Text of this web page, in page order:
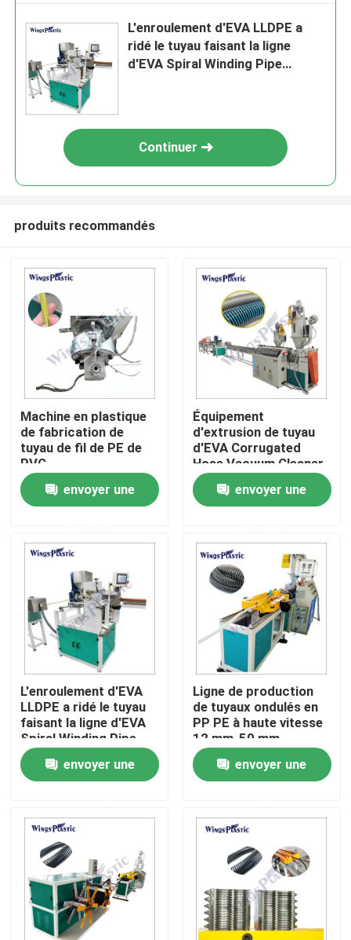
Maison
Au sujet de nous
Visite d'usine
Contrôle de qualité
Contactez-nous
Machine en plastique d'extrudeuse de tuyau
Ligne en plastique d'extrusion de tuyau
Machine en plastique d'extrudeuse de tube
Machine d'extrudeuse de tuyau de HDPE
L'enroulement d'EVA LLDPE a
ridé le tuyau faisant la ligne
d'EVA Spiral Winding Pipe
Continuer
produits recommandés
Machine en plastique
de fabrication de
tuyau de fil de PE de
PVC
envoyer une
Équipement
d'extrusion de tuyau
d'EVA Corrugated
Hose Vacuum Cleaner
d'automation de
contrôle de PLC
envoyer une
L'enroulement d'EVA
LLDPE a ridé le tuyau
faisant la ligne d'EVA
Spiral Winding Pipe
Production de
machine pour le tuyau
d'aspirateur
envoyer une
Ligne de production
de tuyaux ondulés en
PP PE à haute vitesse
12 mm-50 mm
envoyer une